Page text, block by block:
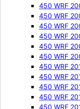
450 WRF
450 WRF
450 WRF
450 WRF
450 WRF
450 WRF
450 WRF
450 WRF
450 WRF
450 WRF
450 WRF
250